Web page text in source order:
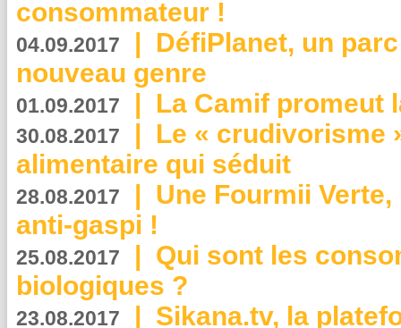
consommateur !
04.09.2017 | DéfiPlanet, un
nouveau genre
01.09.2017 | La Camif promeut
30.08.2017 | Le « crudivorisme
alimentaire qui séduit
28.08.2017 | Une Fourmii
anti-gaspi !
25.08.2017 | Qui sont les
biologiques ?
23.08.2017 | Sikana.tv, la